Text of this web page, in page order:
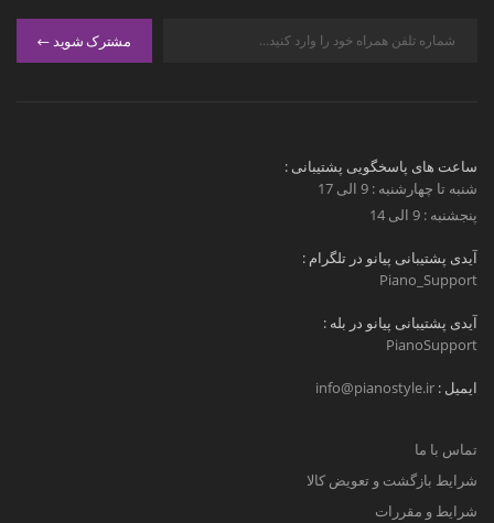
مشترک شوید
ساعت های پاسخگویی پشتیبانی :
شنبه تا چهارشنبه : 9 الی 17
پنجشنبه : 9 الی 14
آیدی پشتیبانی پیانو در تلگرام :
Piano_Support
آیدی پشتیبانی پیانو در بله :
PianoSupport
ایمیل : info@pianostyle.ir
تماس با ما
شرایط بازگشت و تعویض کالا
شرایط و مقررات